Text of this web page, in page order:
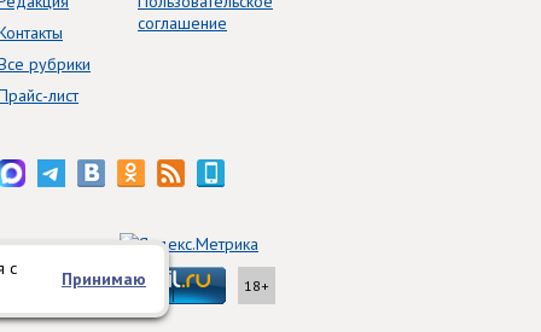
с
Принимаю
рубрики
лист
соглашение
18+